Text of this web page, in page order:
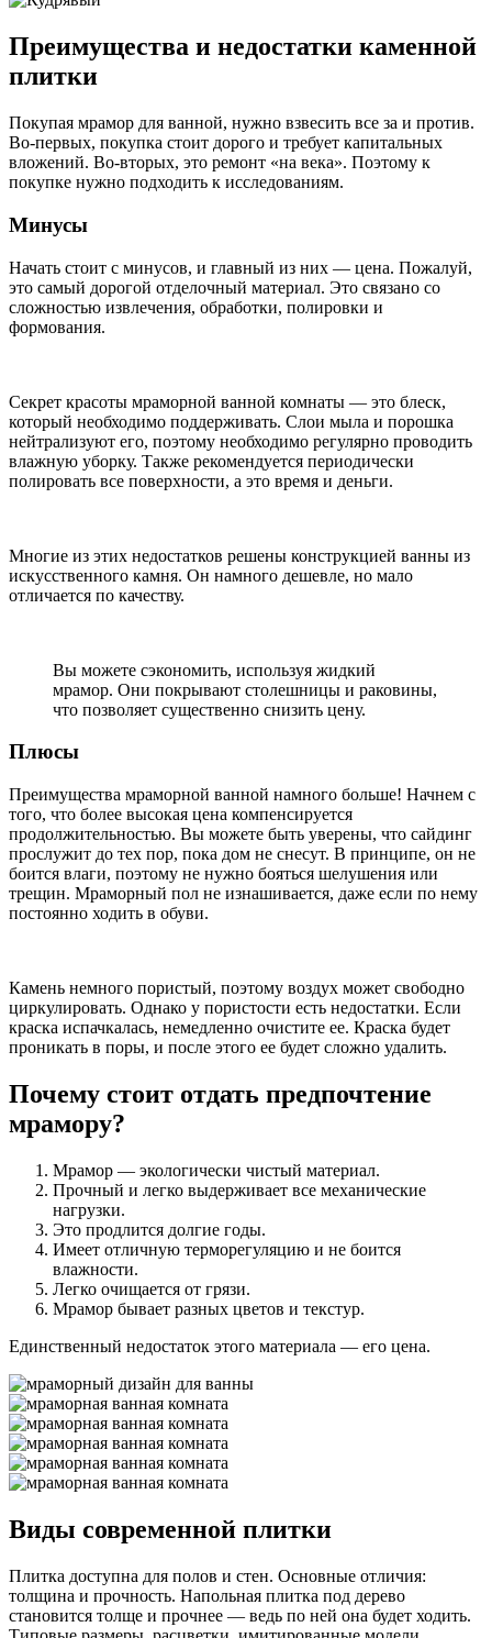
Преимущества и недостатки каменной
плитки
Покупая мрамор для ванной, нужно взвесить все за и против.
Во-первых, покупка стоит дорого и требует капитальных
вложений. Во-вторых, это ремонт «на века». Поэтому к
покупке нужно подходить к исследованиям.
Минусы
Начать стоит с минусов, и главный из них — цена. Пожалуй,
это самый дорогой отделочный материал. Это связано со
сложностью извлечения, обработки, полировки и
формования.
Секрет красоты мраморной ванной комнаты — это блеск,
который необходимо поддерживать. Слои мыла и порошка
нейтрализуют его, поэтому необходимо регулярно проводить
влажную уборку. Также рекомендуется периодически
полировать все поверхности, а это время и деньги.
Многие из этих недостатков решены конструкцией ванны из
искусственного камня. Он намного дешевле, но мало
отличается по качеству.
Вы можете сэкономить, используя жидкий
мрамор. Они покрывают столешницы и раковины,
что позволяет существенно снизить цену.
Плюсы
Преимущества мраморной ванной намного больше! Начнем с
того, что более высокая цена компенсируется
продолжительностью. Вы можете быть уверены, что сайдинг
прослужит до тех пор, пока дом не снесут. В принципе, он не
боится влаги, поэтому не нужно бояться шелушения или
трещин. Мраморный пол не изнашивается, даже если по нему
постоянно ходить в обуви.
Камень немного пористый, поэтому воздух может свободно
циркулировать. Однако у пористости есть недостатки. Если
краска испачкалась, немедленно очистите ее. Краска будет
проникать в поры, и после этого ее будет сложно удалить.
Почему стоит отдать предпочтение
мрамору?
Мрамор — экологически чистый материал.
Прочный и легко выдерживает все механические
нагрузки.
Это продлится долгие годы.
Имеет отличную терморегуляцию и не боится
влажности.
Легко очищается от грязи.
Мрамор бывает разных цветов и текстур.
Единственный недостаток этого материала — его цена.
Виды современной плитки
Плитка доступна для полов и стен. Основные отличия:
толщина и прочность. Напольная плитка под дерево
становится толще и прочнее — ведь по ней она будет ходить.